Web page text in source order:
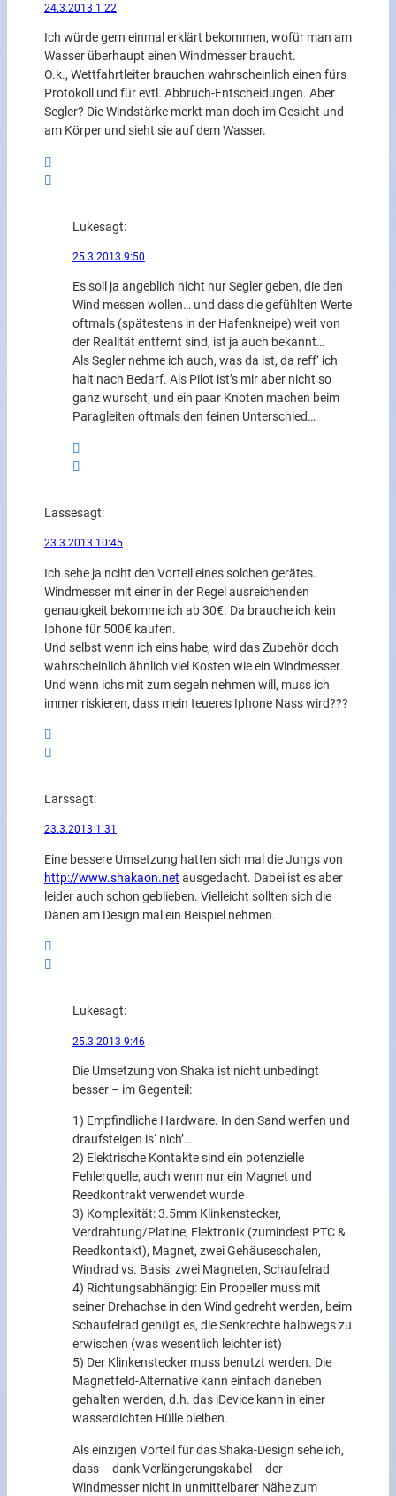
24.3.2013 1:22
Ich würde gern einmal erklärt bekommen, wofür man am
Wasser überhaupt einen Windmesser braucht.
O.k., Wettfahrtleiter brauchen wahrscheinlich einen fürs
Protokoll und für evtl. Abbruch-Entscheidungen. Aber
Segler? Die Windstärke merkt man doch im Gesicht und
am Körper und sieht sie auf dem Wasser.
Lukesagt:
25.3.2013 9:50
Es soll ja angeblich nicht nur Segler geben, die den
Wind messen wollen… und dass die gefühlten Werte
oftmals (spätestens in der Hafenkneipe) weit von
der Realität entfernt sind, ist ja auch bekannt…
Als Segler nehme ich auch, was da ist, da reff‘ ich
halt nach Bedarf. Als Pilot ist’s mir aber nicht so
ganz wurscht, und ein paar Knoten machen beim
Paragleiten oftmals den feinen Unterschied…
Lassesagt:
23.3.2013 10:45
Ich sehe ja nciht den Vorteil eines solchen gerätes.
Windmesser mit einer in der Regel ausreichenden
genauigkeit bekomme ich ab 30€. Da brauche ich kein
Iphone für 500€ kaufen.
Und selbst wenn ich eins habe, wird das Zubehör doch
wahrscheinlich ähnlich viel Kosten wie ein Windmesser.
Und wenn ichs mit zum segeln nehmen will, muss ich
immer riskieren, dass mein teueres Iphone Nass wird???
Larssagt:
23.3.2013 1:31
Eine bessere Umsetzung hatten sich mal die Jungs von
http://www.shakaon.net ausgedacht. Dabei ist es aber
leider auch schon geblieben. Vielleicht sollten sich die
Dänen am Design mal ein Beispiel nehmen.
Lukesagt:
25.3.2013 9:46
Die Umsetzung von Shaka ist nicht unbedingt
besser – im Gegenteil:
1) Empfindliche Hardware. In den Sand werfen und
draufsteigen is‘ nich’…
2) Elektrische Kontakte sind ein potenzielle
Fehlerquelle, auch wenn nur ein Magnet und
Reedkontrakt verwendet wurde
3) Komplexität: 3.5mm Klinkenstecker,
Verdrahtung/Platine, Elektronik (zumindest PTC &
Reedkontakt), Magnet, zwei Gehäuseschalen,
Windrad vs. Basis, zwei Magneten, Schaufelrad
4) Richtungsabhängig: Ein Propeller muss mit
seiner Drehachse in den Wind gedreht werden, beim
Schaufelrad genügt es, die Senkrechte halbwegs zu
erwischen (was wesentlich leichter ist)
5) Der Klinkenstecker muss benutzt werden. Die
Magnetfeld-Alternative kann einfach daneben
gehalten werden, d.h. das iDevice kann in einer
wasserdichten Hülle bleiben.
Als einzigen Vorteil für das Shaka-Design sehe ich,
dass – dank Verlängerungskabel – der
Windmesser nicht in unmittelbarer Nähe zum